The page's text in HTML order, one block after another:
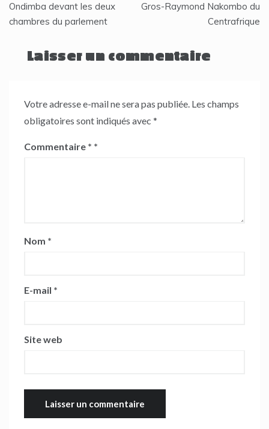
l’article
Ondimba devant les deux
chambres du parlement
Gros-Raymond Nakombo du
Centrafrique
Laisser un commentaire
Votre adresse e-mail ne sera pas publiée. Les champs
obligatoires sont indiqués avec *
Commentaire *
Nom *
E-mail *
Site web